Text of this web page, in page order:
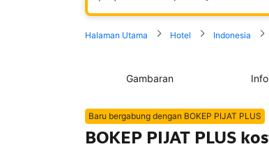
Halaman Utama Hotel Indonesia
Gambaran
Baru bergabung dengan BOKEP PIJAT PLUS
BOKEP PIJAT PLUS